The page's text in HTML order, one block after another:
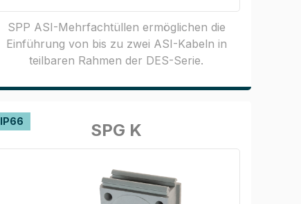
SPP ASI-Mehrfachtüllen ermöglichen die
Einführung von bis zu zwei ASI-Kabeln in
teilbaren Rahmen der DES-Serie.
SPG K
IP66